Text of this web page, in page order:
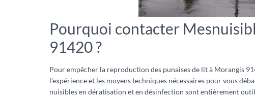
Pourquoi contacter
91420 ?
Pour empêcher la reproduction des punaises de lit à Morangis
l’expérience et les moyens techniques nécessaires pour vous
nuisibles en dératisation et en désinfection sont entièrement